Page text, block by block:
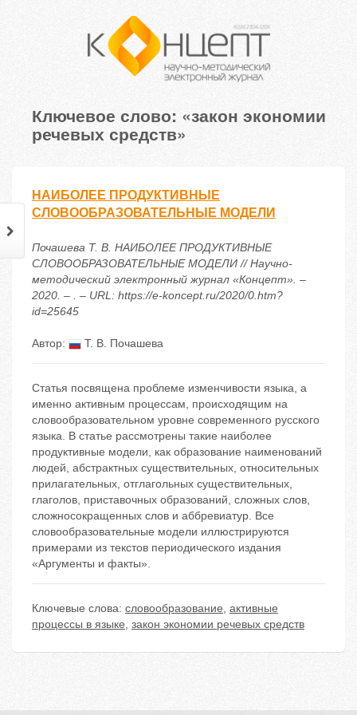
Ключевое слово: «закон экономии
речевых средств»
НАИБОЛЕЕ ПРОДУКТИВНЫЕ
СЛОВООБРАЗОВАТЕЛЬНЫЕ МОДЕЛИ
Почашева Т. В. НАИБОЛЕЕ ПРОДУКТИВНЫЕ
СЛОВООБРАЗОВАТЕЛЬНЫЕ МОДЕЛИ // Научно-
методический электронный журнал «Концепт». –
2020. – . – URL: https://e-koncept.ru/2020/0.htm?
id=25645
Автор: Т. В. Почашева
Статья посвящена проблеме изменчивости языка, а
именно активным процессам, происходящим на
словообразовательном уровне современного русского
языка. В статье рассмотрены такие наиболее
продуктивные модели, как образование наименований
людей, абстрактных существительных, относительных
прилагательных, отглагольных существительных,
глаголов, приставочных образований, сложных слов,
сложносокращенных слов и аббревиатур. Все
словообразовательные модели иллюстрируются
примерами из текстов периодического издания
«Аргументы и факты».
Ключевые слова: словообразование, активные
процессы в языке, закон экономии речевых средств